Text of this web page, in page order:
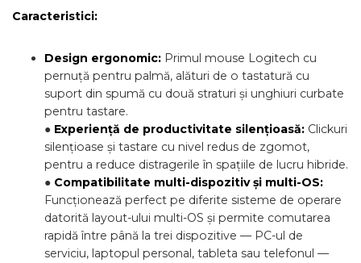
Caracteristici:
Design ergonomic: Primul mouse Logitech cu
pernuță pentru palmă, alături de o tastatură cu
suport din spumă cu două straturi și unghiuri curbate
pentru tastare.
● Experiență de productivitate silențioasă: Clickuri
silențioase și tastare cu nivel redus de zgomot,
pentru a reduce distragerile în spațiile de lucru hibride.
● Compatibilitate multi-dispozitiv și multi-OS:
Funcționează perfect pe diferite sisteme de operare
datorită layout-ului multi-OS și permite comutarea
rapidă între până la trei dispozitive — PC-ul de
serviciu, laptopul personal, tableta sau telefonul —